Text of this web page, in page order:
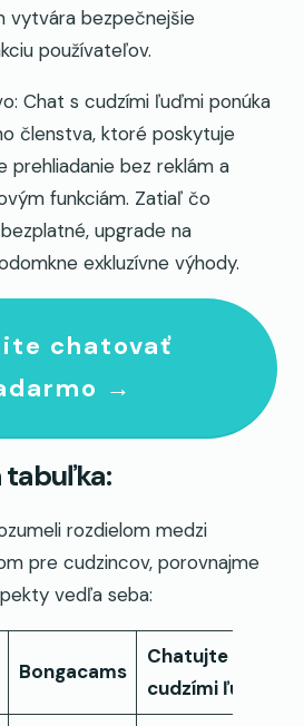
vytvára bezpečnejšie
používateľov.
Chat s cudzími ľuďmi ponúka
členstva, ktoré poskytuje
prehliadanie bez reklám a
funkciám. Zatiaľ čo
upgrade na
exkluzívne výhody.
chatovať
→
tabuľka:
rozdielom medzi
pre cudzincov, porovnajme
vedľa seba:
Bongacams
Chatujte s
cudzími ľuďmi